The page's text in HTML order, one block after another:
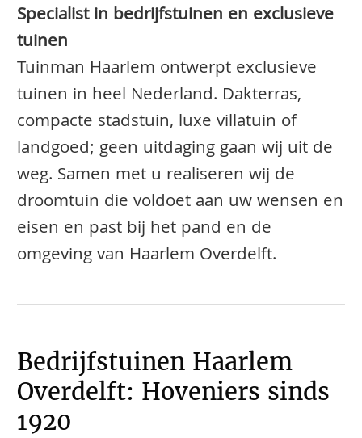
Specialist in bedrijfstuinen en exclusieve
tuinen
Tuinman Haarlem ontwerpt exclusieve
tuinen in heel Nederland. Dakterras,
compacte stadstuin, luxe villatuin of
landgoed; geen uitdaging gaan wij uit de
weg. Samen met u realiseren wij de
droomtuin die voldoet aan uw wensen en
eisen en past bij het pand en de
omgeving van Haarlem Overdelft.
Bedrijfstuinen Haarlem
Overdelft: Hoveniers sinds
1920